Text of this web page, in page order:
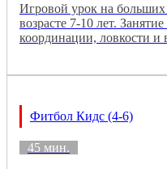
Игровой урок на больших
возрасте 7-10 лет.
координации, ловкости и
Фитбол Кидс (4-6)
45 мин.